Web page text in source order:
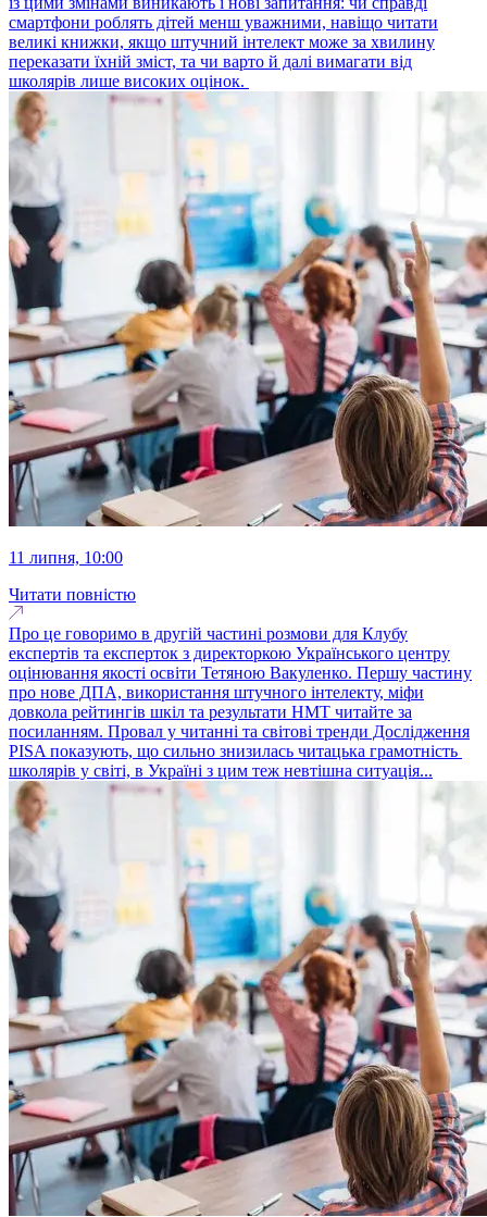
смартфони роблять дітей менш уважними, навіщо читати
великі книжки, якщо штучний інтелект може за хвилину
переказати їхній зміст, та чи варто й далі вимагати від
школярів лише високих оцінок.
11 липня, 10:00
Читати повністю
Про це говоримо в другій частині розмови для Клубу
експертів та експерток з директоркою Українського центру
оцінювання якості освіти Тетяною Вакуленко. Першу частину
про нове ДПА, використання штучного інтелекту, міфи
довкола рейтингів шкіл та результати НМТ читайте за
посиланням. Провал у читанні та світові тренди Дослідження
PISA показують, що сильно знизилась читацька грамотність
школярів у світі, в Україні з цим теж невтішна ситуація...